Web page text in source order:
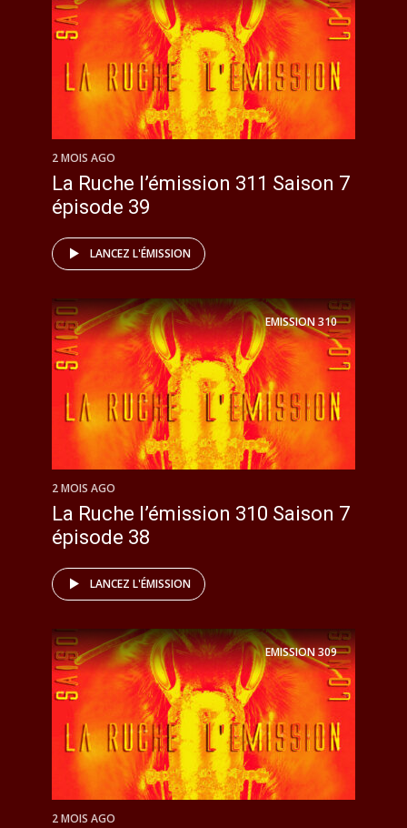
2 MOIS AGO
La Ruche l’émission 311 Saison 7
épisode 39
LANCEZ L'ÉMISSION
EMISSION310
2 MOIS AGO
La Ruche l’émission 310 Saison 7
épisode 38
LANCEZ L'ÉMISSION
EMISSION309
2 MOIS AGO